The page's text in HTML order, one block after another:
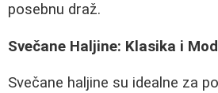
posebnu draž.
Svečane Haljine: Klasika i
Svečane haljine su idealne za